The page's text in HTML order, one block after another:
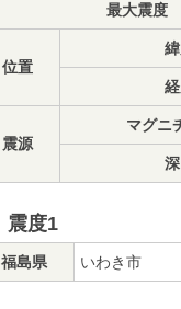
最大震度
位置
震源
マグニ
震度1
福島県 いわき市